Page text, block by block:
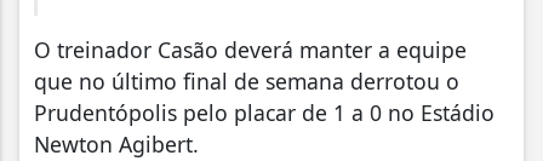
O treinador Casão deverá manter a equipe
que no último final de semana derrotou o
Prudentópolis pelo placar de 1 a 0 no Estádio
Newton Agibert.